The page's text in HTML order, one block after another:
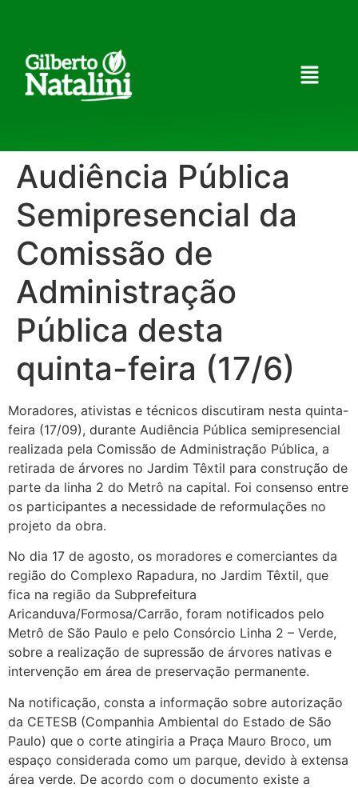
Audiência Pública
Semipresencial da
Comissão de
Administração
Pública desta
quinta-feira (17/6)
Moradores, ativistas e técnicos discutiram nesta quinta-
feira (17/09), durante Audiência Pública semipresencial
realizada pela Comissão de Administração Pública, a
retirada de árvores no Jardim Têxtil para construção de
parte da linha 2 do Metrô na capital. Foi consenso entre
os participantes a necessidade de reformulações no
projeto da obra.
No dia 17 de agosto, os moradores e comerciantes da
região do Complexo Rapadura, no Jardim Têxtil, que
fica na região da Subprefeitura
Aricanduva/Formosa/Carrão, foram notificados pelo
Metrô de São Paulo e pelo Consórcio Linha 2 – Verde,
sobre a realização de supressão de árvores nativas e
intervenção em área de preservação permanente.
Na notificação, consta a informação sobre autorização
da CETESB (Companhia Ambiental do Estado de São
Paulo) que o corte atingiria a Praça Mauro Broco, um
espaço considerada como um parque, devido à extensa
área verde. De acordo com o documento existe a